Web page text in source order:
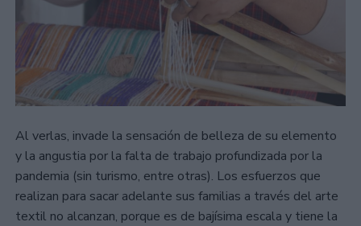
Al verlas, invade la sensación de belleza de su elemento
y la angustia por la falta de trabajo profundizada por la
pandemia (sin turismo, entre otras). Los esfuerzos que
realizan para sacar adelante sus familias a través del arte
textil no alcanzan, porque es de bajísima escala y tiene la